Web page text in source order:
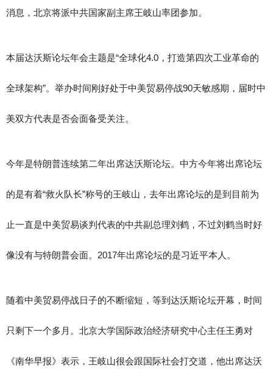
消息，北京将派中共国家副主席王岐山率团参加。
本届达沃斯论坛年会主题是“全球化4.0，打造第四次工业革命的
全球架构”。举办时间刚好处于中美贸易停战90天敏感期，届时中
美双方代表是否会面备受关注。
今年是特朗普连续第二年出席达沃斯论坛。中方今年将出席论坛
的是有着“救火队长”称号的王岐山，去年出席论坛的是到目前为
止一直是中美贸易谈判代表的中共副总理刘鹤，不过刘鹤当时好
像没有与特朗普会面。2017年出席论坛的是习近平本人。
随着中美贸易停战日子的不断缩短，等到达沃斯论坛开幕，时间
只剩下一个多月。北京大学国际政治经济研究中心主任王勇对
《南华早报》表示，王岐山很会跟国际社会打交道，他出席达沃